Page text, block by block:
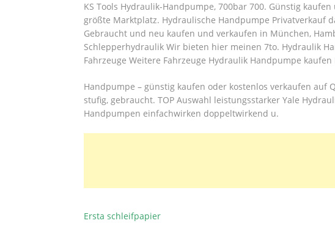
KS Tools Hydraulik-Handpumpe, 700bar 700. Günstig
größte Marktplatz. Hydraulische Handpumpe Privatverkauf
Gebraucht und neu kaufen und verkaufen in München,
Schlepperhydraulik Wir bieten hier meinen 7to. Hydraulik
Fahrzeuge Weitere Fahrzeuge Hydraulik Handpumpe
Handpumpe – günstig kaufen oder kostenlos verkaufen auf
stufig, gebraucht. TOP Auswahl leistungsstarker Yale
Handpumpen einfachwirken doppeltwirkend u.
BEITRAGSNAVIGATION
Ersta schleifpapier